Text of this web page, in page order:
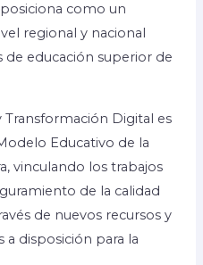
como un
regional y nacional
educación superior de
Digital es
Educativo de la
vinculando los trabajos
de la calidad
de nuevos recursos y
a disposición para la